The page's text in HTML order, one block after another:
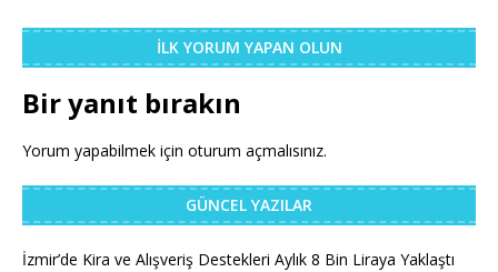
İLK YORUM YAPAN OLUN
Bir yanıt bırakın
Yorum yapabilmek için oturum açmalısınız.
GÜNCEL YAZILAR
İzmir’de Kira ve Alışveriş Destekleri Aylık 8 Bin Liraya Yaklaştı